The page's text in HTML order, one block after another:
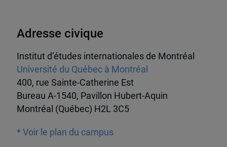
Adresse civique
Institut d’études internationales de Montréal
Université du Québec à Montréal
400, rue Sainte-Catherine Est
Bureau A-1540, Pavillon Hubert-Aquin
Montréal (Québec) H2L 3C5
* Voir le plan du campus